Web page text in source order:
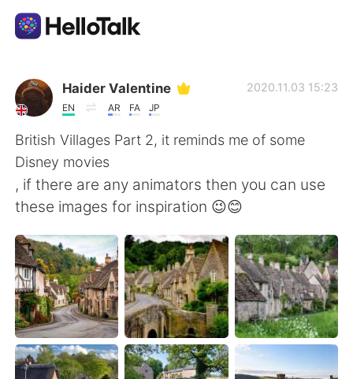
Language Exchange App
AI Grammar Checker
English
简体中文 繁體中文
Español العربية
Français Deutsch
日本語 한국어
Haider Valentine
EN AR FA JP
2020.11.03 15:23
British Villages Part 2, it reminds me of some
Disney movies
, if there are any animators then you can use
these images for inspiration 😉😊